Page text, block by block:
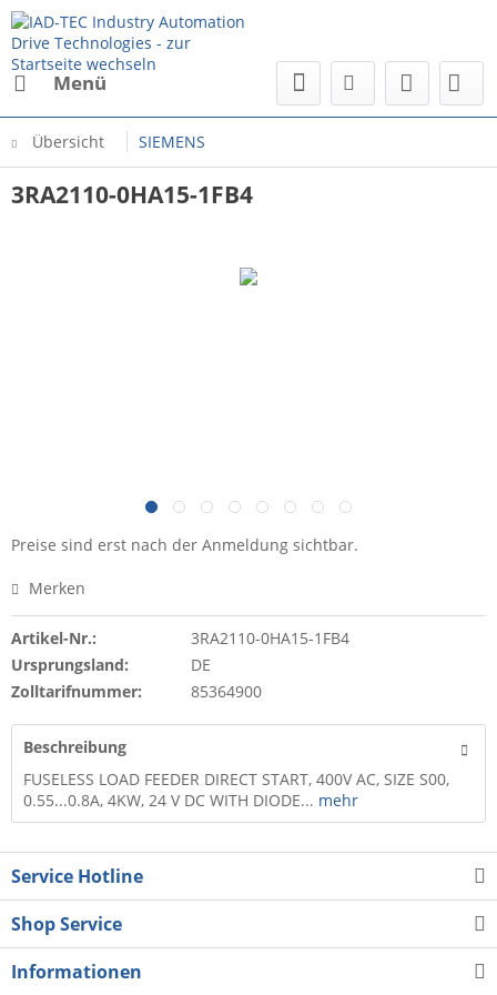
Menü
Übersicht SIEMENS
3RA2110-0HA15-1FB4
Preise sind erst nach der Anmeldung sichtbar.
Merken
Artikel-Nr.:
3RA2110-0HA15-1FB4
Ursprungsland:
DE
Zolltarifnummer:
85364900
Beschreibung
FUSELESS LOAD FEEDER DIRECT START, 400V AC, SIZE S00,
0.55...0.8A, 4KW, 24 V DC WITH DIODE... mehr
Service Hotline
Shop Service
Informationen